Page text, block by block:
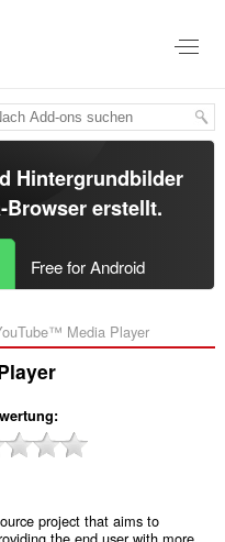
Hintergrundbilder
Browsererstellt.
Free for Android
Media Player‎
project that aims to